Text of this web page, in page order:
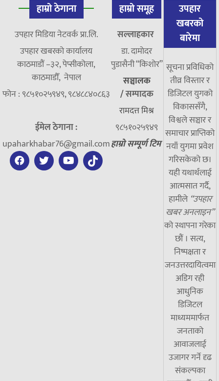
हाम्रो ठेगाना
उपहार मिडिया नेटवर्क प्रा.लि.
उपहार खबरको कार्यालय
काठमाडौं –३२, पेप्सीकोला,
काठमाडौँ, नेपाल
फोन : ९८५१०२५९४९, ९८४८८४०८६३
ईमेल ठेगाना :
upaharkhabar76@gmail.com
हाम्रो समूह
सल्लाहकार
डा. दामाेदर
पुडासैनी “किशाेर”
सञ्चालक
/सम्पादक
रामदत्त मिश्र
९८५१०२५९४९
हाम्रो सम्पूर्ण टिम
उपहार
खबरको
बारेमा
सूचना प्रविधिको
तीव्र विस्तार र
डिजिटल युगको
विकाससँगै,
विश्वले सञ्चार र
समाचार प्राप्तिको
नयाँ युगमा प्रवेश
गरिसकेको छ।
यही यथार्थलाई
आत्मसात गर्दै,
हामीले “उपहार
खबर अनलाइन”
को स्थापना गरेका
छौं । सत्य,
निष्पक्षता र
जनउत्तरदायित्वमा
अडिग रही
आधुनिक
डिजिटल
माध्यममार्फत
जनताको
आवाजलाई
उजागर गर्ने दृढ
संकल्पका